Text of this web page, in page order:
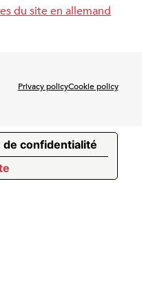
du site en allemand
Privacy policyCookie policy
de confidentialité